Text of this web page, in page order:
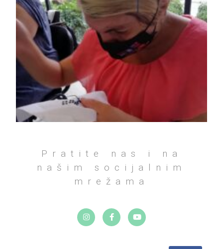
Pratite nas i na
našim socijalnim
mrežama